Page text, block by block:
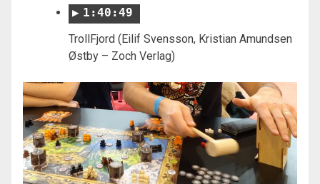
1:40:49
TrollFjord (Eilif Svensson, Kristian Amundsen
Østby – Zoch Verlag)